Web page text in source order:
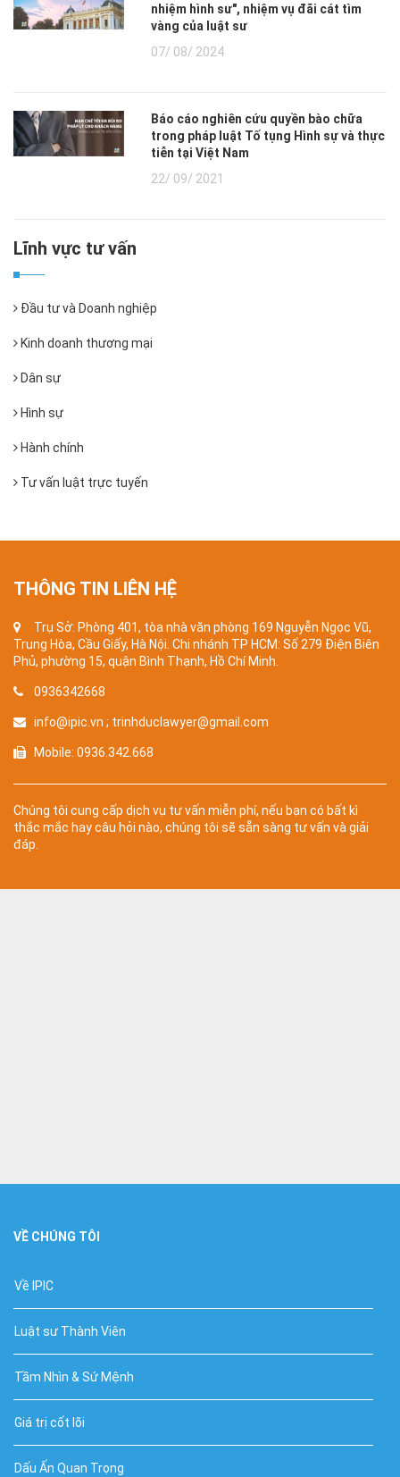
nhiệm hình sư", nhiệm vụ đãi cát tìm
vàng của luật sư
07/ 08/ 2024
Báo cáo nghiên cứu quyền bào chữa
trong pháp luật Tố tụng Hình sự và thực
tiễn tại Việt Nam
22/ 09/ 2021
Lĩnh vực tư vấn
Đầu tư và Doanh nghiệp
Kinh doanh thương mại
Dân sự
Hình sự
Hành chính
Tư vấn luật trực tuyến
THÔNG TIN LIÊN HỆ
Trụ Sở: Phòng 401, tòa nhà văn phòng 169 Nguyễn Ngọc Vũ,
Trung Hòa, Cầu Giấy, Hà Nội. Chi nhánh TP HCM: Số 279 Điện Biên
Phủ, phường 15, quận Bình Thạnh, Hồ Chí Minh.
0936342668
info@ipic.vn ; trinhduclawyer@gmail.com
Mobile: 0936.342.668
Chúng tôi cung cấp dịch vụ tư vấn miễn phí, nếu bạn có bất kì
thắc mắc hay câu hỏi nào, chúng tôi sẽ sẵn sàng tư vấn và giải
đáp.
VỀ CHÚNG TÔI
Về IPIC
Luật sư Thành Viên
Tầm Nhìn & Sứ Mệnh
Giá trị cốt lõi
Dấu Ấn Quan Trọng